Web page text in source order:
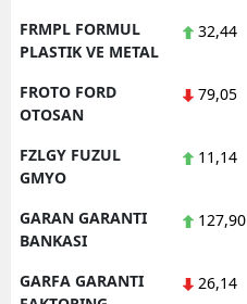
FRMPL FORMUL
PLASTIK VE METAL
32,44
FROTO FORD
OTOSAN
79,05
FZLGY FUZUL
GMYO
11,14
GARAN GARANTI
BANKASI
127,90
GARFA GARANTI
26,14